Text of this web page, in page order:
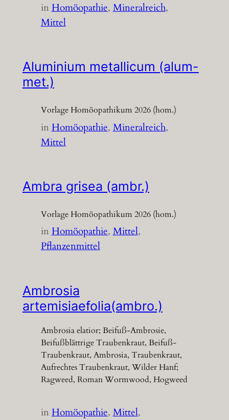
inHomöopathie, Mineralreich
Mittel
Aluminium metallicum (alum-
met.)
Vorlage Homöopathikum 2026 (hom.)
inHomöopathie, Mineralreich
Mittel
Ambra grisea (ambr.)
Vorlage Homöopathikum 2026 (hom.)
inHomöopathie, Mittel
Pflanzenmittel
Ambrosia
artemisiaefolia(ambro.)
Ambrosia elatior; Beifuß-Ambrosie,
Beifußblättrige Traubenkraut, Beifuß-
Traubenkraut, Ambrosia, Traubenkraut,
Aufrechtes Traubenkraut, Wilder Hanf;
Ragweed, Roman Wormwood, Hogweed
inHomöopathie, Mittel